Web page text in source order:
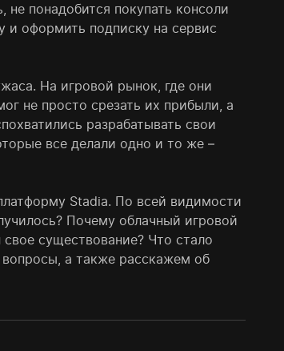
понадобится покупать консоли
оформить подписку на сервис
На игровой рынок, где они
не просто срезать их прибыли, а
разрабатывать свои
все делали одно и то же –
Stadia. По всей видимости
Почему облачный игровой
существование? Что стало
а также расскажем об